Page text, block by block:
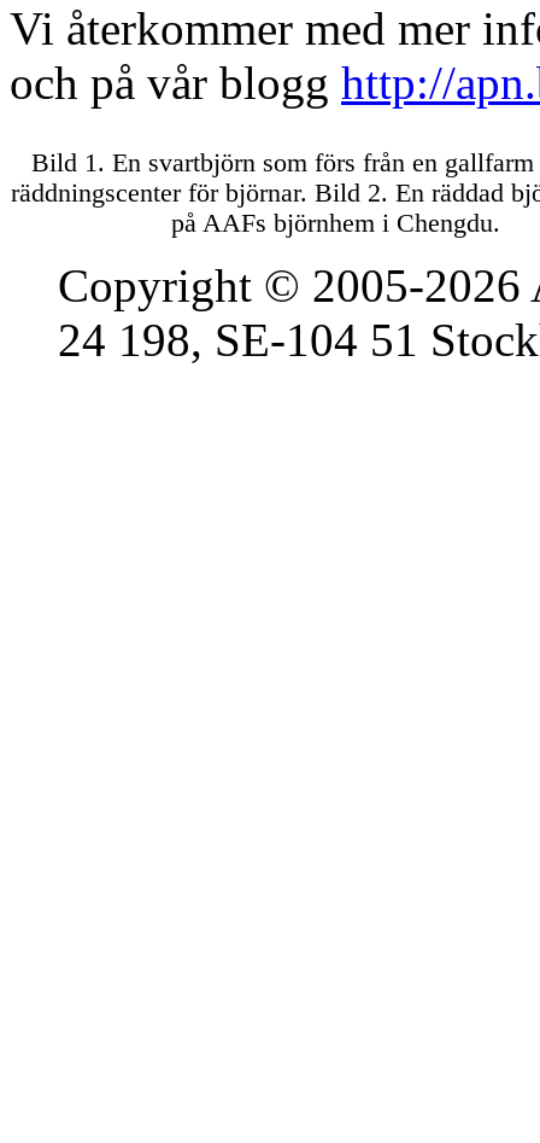
Vi återkommer med mer
och på vår blogg http://
Bild 1. En svartbjörn som förs från en
räddningscenter för björnar. Bild 2. En räddad
på AAFs björnhem i Chengdu.
Copyright © 2005-2026
24 198, SE-104 51